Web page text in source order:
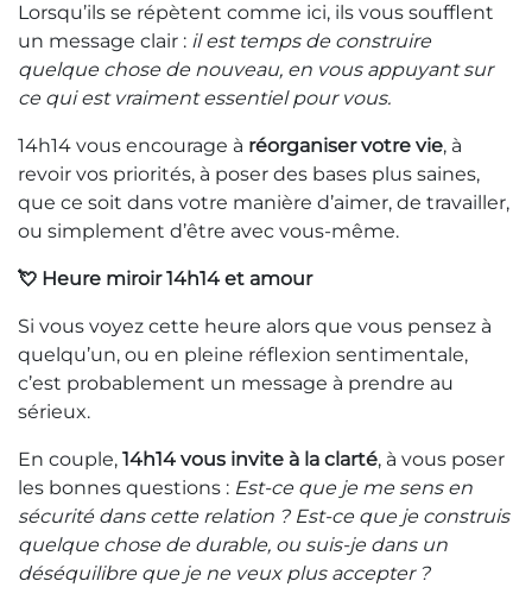
Lorsqu’ils se répètent comme ici, ils vous soufflent
un message clair : il est temps de construire
quelque chose de nouveau, en vous appuyant sur
ce qui est vraiment essentiel pour vous.
14h14 vous encourage à réorganiser votre vie, à
revoir vos priorités, à poser des bases plus saines,
que ce soit dans votre manière d’aimer, de travailler,
ou simplement d’être avec vous-même.
💘 Heure miroir 14h14 et amour
Si vous voyez cette heure alors que vous pensez à
quelqu’un, ou en pleine réflexion sentimentale,
c’est probablement un message à prendre au
sérieux.
En couple, 14h14 vous invite à la clarté, à vous poser
les bonnes questions : Est-ce que je me sens en
sécurité dans cette relation ? Est-ce que je construis
quelque chose de durable, ou suis-je dans un
déséquilibre que je ne veux plus accepter ?